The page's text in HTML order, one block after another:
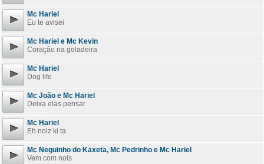
Mc Hariel
Eu te avisei
Mc Hariel e Mc Kevin
Coração na geladeira
Mc Hariel
Dog life
Mc João e Mc Hariel
Deixa elas pensar
Mc Hariel
Eh noiz ki ta
Mc Neguinho do Kaxeta, Mc Pedrinho e Mc Hariel
Vem com nois